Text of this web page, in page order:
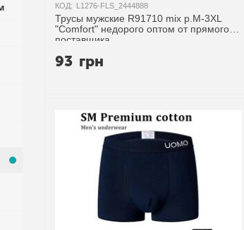
КОД: L1276-FLS_2444888
Трусы мужские R91710 mix р.M-3XL
"Comfort" недорого оптом от прямого
поставщика
93 грн